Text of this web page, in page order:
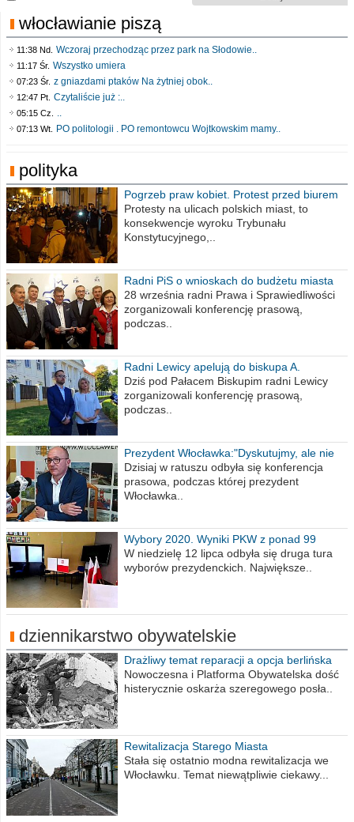
włocławianie piszą
11:38 Nd. Wczoraj przechodząc przez park na Słodowie..
11:17 Śr. Wszystko umiera
07:23 Śr. z gniazdami ptaków Na żytniej obok..
12:47 Pt. Czytaliście już :..
05:15 Cz. ..
07:13 Wt. PO politologii . PO remontowcu Wojtkowskim mamy..
polityka
Pogrzeb praw kobiet. Protest przed biurem
poselskim PiS
Protesty na ulicach polskich miast, to
konsekwencje wyroku Trybunału
Konstytucyjnego,..
Radni PiS o wnioskach do budżetu miasta
na 2021 rok
28 września radni Prawa i Sprawiedliwości
zorganizowali konferencję prasową,
podczas..
Radni Lewicy apelują do biskupa A.
Wiesława Meringa
Dziś pod Pałacem Biskupim radni Lewicy
zorganizowali konferencję prasową,
podczas..
Prezydent Włocławka:"Dyskutujmy, ale nie
obrażajmy się”
Dzisiaj w ratuszu odbyła się konferencja
prasowa, podczas której prezydent
Włocławka..
Wybory 2020. Wyniki PKW z ponad 99
procent obwodów
W niedzielę 12 lipca odbyła się druga tura
wyborów prezydenckich. Największe..
dziennikarstwo obywatelskie
Drażliwy temat reparacji a opcja berlińska
Nowoczesna i Platforma Obywatelska dość
histerycznie oskarża szeregowego posła..
Rewitalizacja Starego Miasta
Stała się ostatnio modna rewitalizacja we
Włocławku. Temat niewątpliwie ciekawy...